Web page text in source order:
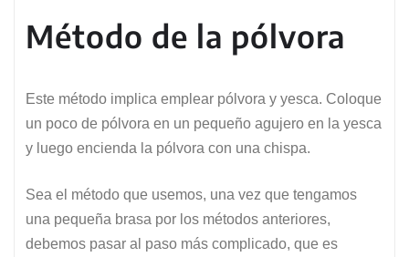
Método de la pólvora
Este método implica emplear pólvora y yesca. Coloque
un poco de pólvora en un pequeño agujero en la yesca
y luego encienda la pólvora con una chispa.
Sea el método que usemos, una vez que tengamos
una pequeña brasa por los métodos anteriores,
debemos pasar al paso más complicado, que es